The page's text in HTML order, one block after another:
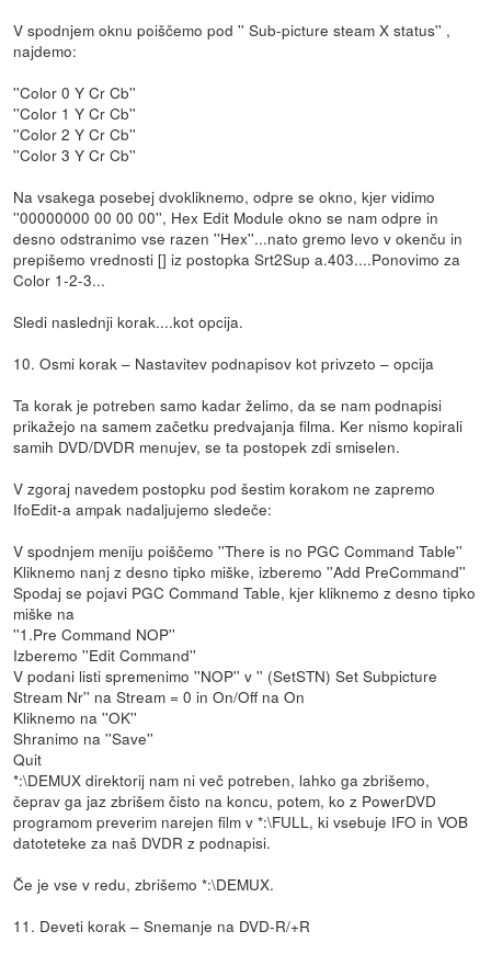
V spodnjem oknu poiščemo pod '' Sub-picture steam X status'' ,
najdemo:
''Color 0 Y Cr Cb''
''Color 1 Y Cr Cb''
''Color 2 Y Cr Cb''
''Color 3 Y Cr Cb''
Na vsakega posebej dvokliknemo, odpre se okno, kjer vidimo
''00000000 00 00 00'', Hex Edit Module okno se nam odpre in
desno odstranimo vse razen ''Hex''...nato gremo levo v okenču in
prepišemo vrednosti [] iz postopka Srt2Sup a.403....Ponovimo za
Color 1-2-3...
Sledi naslednji korak....kot opcija.
10. Osmi korak – Nastavitev podnapisov kot privzeto – opcija
Ta korak je potreben samo kadar želimo, da se nam podnapisi
prikažejo na samem začetku predvajanja filma. Ker nismo kopirali
samih DVD/DVDR menujev, se ta postopek zdi smiselen.
V zgoraj navedem postopku pod šestim korakom ne zapremo
IfoEdit-a ampak nadaljujemo sledeče:
V spodnjem meniju poiščemo ''There is no PGC Command Table''
Kliknemo nanj z desno tipko miške, izberemo ''Add PreCommand''
Spodaj se pojavi PGC Command Table, kjer kliknemo z desno tipko
miške na
''1.Pre Command NOP''
Izberemo ''Edit Command''
V podani listi spremenimo ''NOP'' v '' (SetSTN) Set Subpicture
Stream Nr'' na Stream = 0 in On/Off na On
Kliknemo na ''OK''
Shranimo na ''Save''
Quit
*:\DEMUX direktorij nam ni več potreben, lahko ga zbrišemo,
čeprav ga jaz zbrišem čisto na koncu, potem, ko z PowerDVD
programom preverim narejen film v *:\FULL, ki vsebuje IFO in VOB
datoteteke za naš DVDR z podnapisi.
Če je vse v redu, zbrišemo *:\DEMUX.
11. Deveti korak – Snemanje na DVD-R/+R